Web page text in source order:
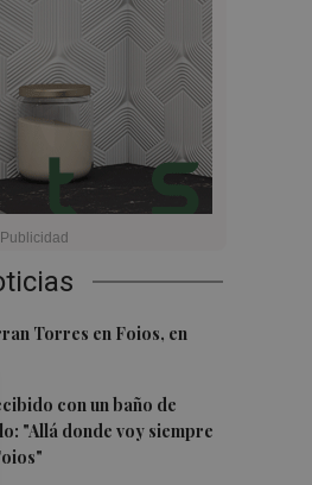
Torres en Foios, en
con un baño de
"Allá donde voy siempre